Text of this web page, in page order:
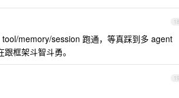
18
memory/session 跑通，等真踩到多 agent
框架斗智斗勇。
19